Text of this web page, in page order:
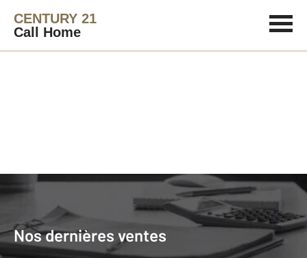
CENTURY 21
Call Home
Nos dernières ventes
Nos dernières ventes
Nos derniers biens vendus près de
chez vous